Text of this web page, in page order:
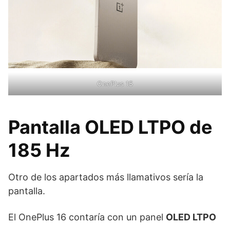
OnePlus 15
Pantalla OLED LTPO de
185 Hz
Otro de los apartados más llamativos sería la
pantalla.
El OnePlus 16 contaría con un panel OLED LTPO